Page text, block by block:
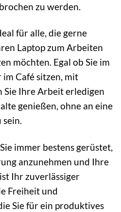
zu werden.
für alle, die gerne
Laptop zum Arbeiten
möchten. Egal ob Sie im
im Café sitzen, mit
Sie Ihre Arbeit erledigen
genießen, ohne an eine
sein.
immer bestens gerüstet,
anzunehmen und Ihre
Ihr zuverlässiger
Freiheit und
Sie für ein produktives